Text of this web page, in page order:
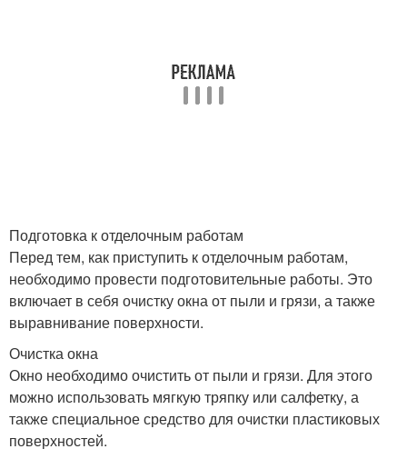
Подготовка к отделочным работам
Перед тем, как приступить к отделочным работам,
необходимо провести подготовительные работы. Это
включает в себя очистку окна от пыли и грязи, а также
выравнивание поверхности.
Очистка окна
Окно необходимо очистить от пыли и грязи. Для этого
можно использовать мягкую тряпку или салфетку, а
также специальное средство для очистки пластиковых
поверхностей.